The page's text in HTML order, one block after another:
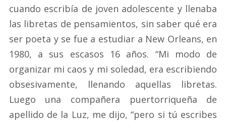
cuando escribía de joven adolescente y llenaba
las libretas de pensamientos, sin saber qué era
ser poeta y se fue a estudiar a New Orleans, en
1980, a sus escasos 16 años. “Mi modo de
organizar mi caos y mi soledad, era escribiendo
obsesivamente, llenando aquellas libretas.
Luego una compañera puertorriqueña de
apellido de la Luz, me dijo, “pero si tú escribes